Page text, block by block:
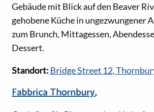
Gebäude mit Blick auf den Beaver
gehobene Küche in ungezwungener
zum Brunch, Mittagessen,
Dessert.
Standort: Bridge Street 12,
Fabbrica Thornbury,